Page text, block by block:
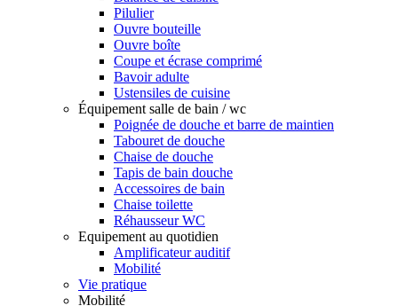
Pilulier
Ouvre bouteille
Ouvre boîte
Coupe et écrase comprimé
Bavoir adulte
Ustensiles de cuisine
Équipement salle de bain / wc
Poignée de douche et barre de maintien
Tabouret de douche
Chaise de douche
Tapis de bain douche
Accessoires de bain
Chaise toilette
Réhausseur WC
Equipement au quotidien
Amplificateur auditif
Mobilité
Vie pratique
Mobilité